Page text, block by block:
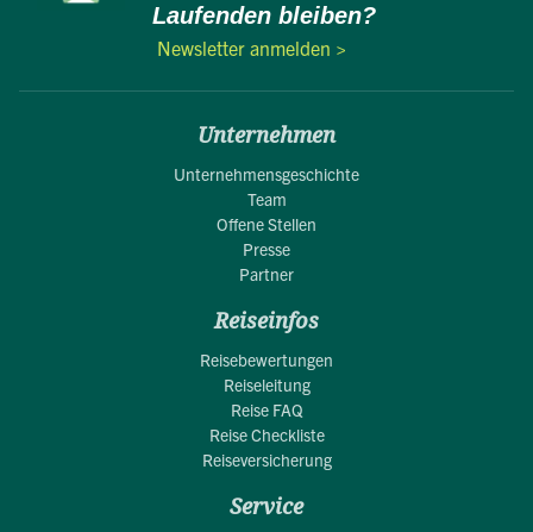
Laufenden bleiben?
Newsletter anmelden >
Unternehmen
Unternehmensgeschichte
Team
Offene Stellen
Presse
Partner
Reiseinfos
Reisebewertungen
Reiseleitung
Reise FAQ
Reise Checkliste
Reiseversicherung
Service